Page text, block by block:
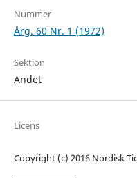
Nummer
Årg. 60 Nr. 1 (1972)
Sektion
Andet
Licens
Copyright (c) 2016 Nordisk